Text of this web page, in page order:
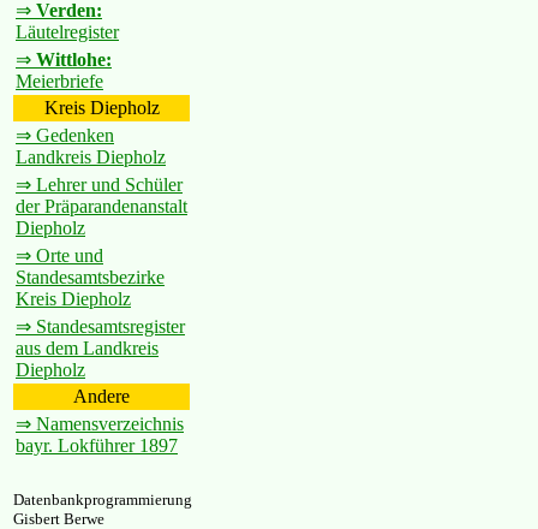
⇒ Verden:
Läutelregister
⇒ Wittlohe:
Meierbriefe
Kreis Diepholz
⇒ Gedenken
Landkreis Diepholz
⇒ Lehrer und Schüler
der Präparandenanstalt
Diepholz
⇒ Orte und
Standesamtsbezirke
Kreis Diepholz
⇒ Standesamtsregister
aus dem Landkreis
Diepholz
Andere
⇒ Namensverzeichnis
bayr. Lokführer 1897
Datenbankprogrammierung
Gisbert Berwe